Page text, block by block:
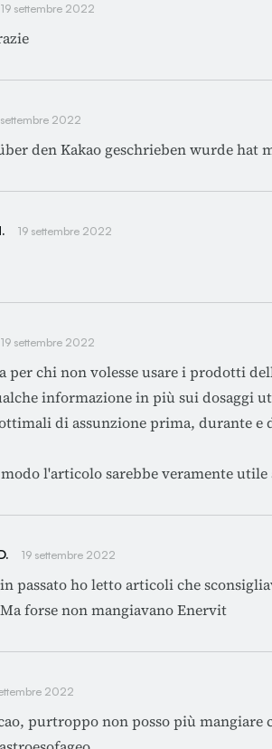
19 settembre 2022
settembre 2022
den Kakao geschrieben wurde
19 settembre 2022
19 settembre 2022
per chi non volesse usare i prodotti
informazione in più sui dosaggi
di assunzione prima, durante e
l'articolo sarebbe veramente
19 settembre 2022
passato ho letto articoli che
forse non mangiavano Enervit
2022
purtroppo non posso più mangiare